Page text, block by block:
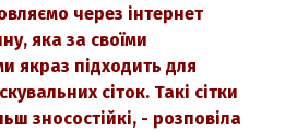
через інтернет
яка за своїми
якраз підходить для
сіток. Такі сітки
зносостійкі, - розповіла